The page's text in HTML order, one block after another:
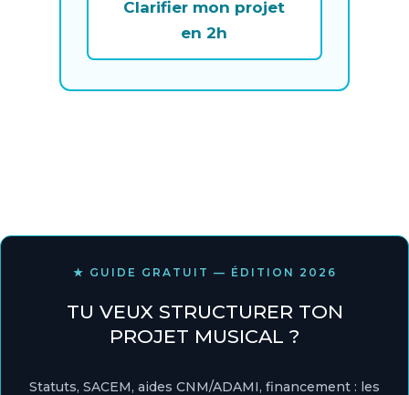
Clarifier mon projet
en 2h
★ GUIDE GRATUIT — ÉDITION 2026
TU VEUX STRUCTURER TON
PROJET MUSICAL ?
Statuts, SACEM, aides CNM/ADAMI, financement : les